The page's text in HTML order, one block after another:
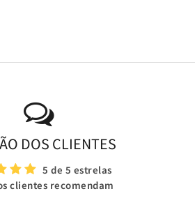
DOS CLIENTES
5 de 5 estrelas
clientes recomendam